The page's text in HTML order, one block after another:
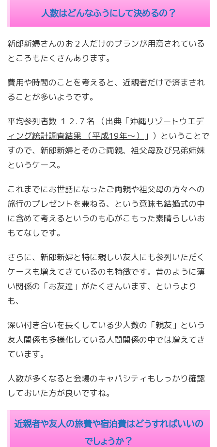
人数はどんなふうにして決めるの？
新郎新婦さんのお２人だけのプランが用意されている
ところもたくさんあります。
費用や時間のことを考えると、近親者だけで済まされ
ることが多いようです。
平均参列者数 １２.７名 （出典「沖縄リゾートウエデ
ィング統計調査結果 （平成19年～）
」）ということで
すので、新郎新婦とそのご両親、祖父母及び兄弟姉妹
というケース。
これまでにお世話になったご両親や祖父母の方々への
旅行のプレゼントを兼ねる、という意味も結婚式の中
に含めて考えるというのも心がこもった素晴らしいお
もてなしです。
さらに、新郎新婦と特に親しい友人にも参列いただく
ケースも増えてきているのも特徴です。昔のように薄
い関係の「お友達」がたくさんいます、というより
も、
深い付き合いを長くしている少人数の「親友」という
友人関係も多様化している人間関係の中では増えてき
ています。
人数が多くなると会場のキャパシティもしっかり確認
しておいた方が良いですね。
近親者や友人の旅費や宿泊費はどうすればいいの
でしょうか？